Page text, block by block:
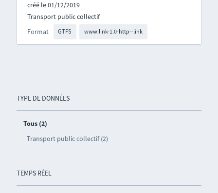
TYPE DE DONNÉES
Tous (2)
Transport public collectif (2)
TEMPS RÉEL
créé le 01/12/2019
Format GTFS www:link-1.0-http--link
Transport public collectif